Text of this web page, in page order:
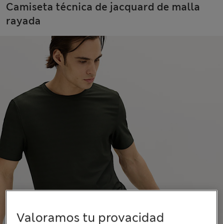
Camiseta técnica de jacquard de malla
rayada
Valoramos tu provacidad